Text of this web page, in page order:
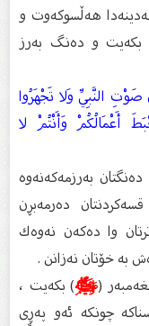
هەڵسوكەوت و
و دەنگ بەرز
النَّبِيِّ وَلا تَجْهَرُوا
وَأَنْتُمْ لا
بەرزمەكەنەوە
دەرمەبڕن
وا دەكەن نەوەك
بە خۆتان نەزانن .
(ﷺ) بكەیت ،
چونكە ئەو پەڕٍی